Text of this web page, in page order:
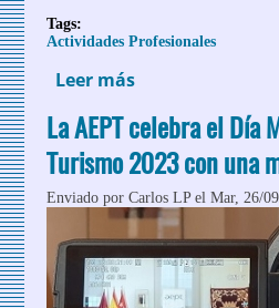
Tags:
Actividades Profesionales
Leer más
ayudas y
negocio"
La AEPT celebra el Día
Turismo 2023 con una
Enviado porCarlos LPel Mar, 26/